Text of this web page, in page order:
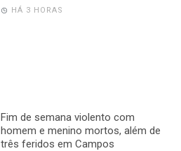
HÁ 3 HORAS
Fim de semana violento com
homem e menino mortos, além de
três feridos em Campos